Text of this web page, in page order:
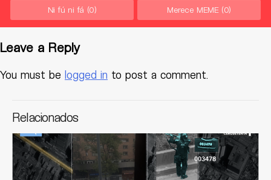
Ni fú ni fá (0) Merece MEME (0)
Leave a Reply
You must be logged in to post a comment.
Relacionados